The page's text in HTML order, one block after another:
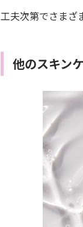
工夫次第でさまざ
他のスキン